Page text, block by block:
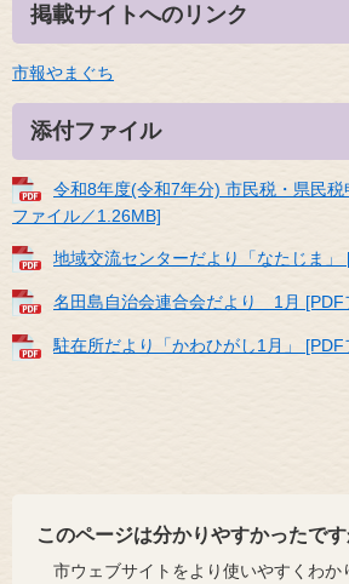
掲載サイトへのリンク
市報やまぐち
添付ファイル
令和8年度(令和7年分) 市民税・県民
ファイル／1.26MB]
地域交流センターだより「なたじま」
名田島自治会連合会だより 1月 [PDF
駐在所だより「かわひがし1月」
このページは分かりやすかったです
市ウェブサイトをより使いやすくわか